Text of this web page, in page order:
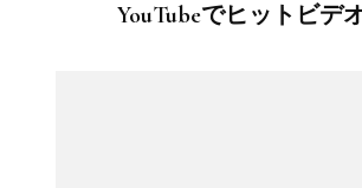
YouTubeでヒットビデ